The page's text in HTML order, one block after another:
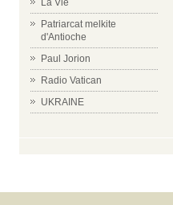
La Vie
Patriarcat melkite
d'Antioche
Paul Jorion
Radio Vatican
UKRAINE